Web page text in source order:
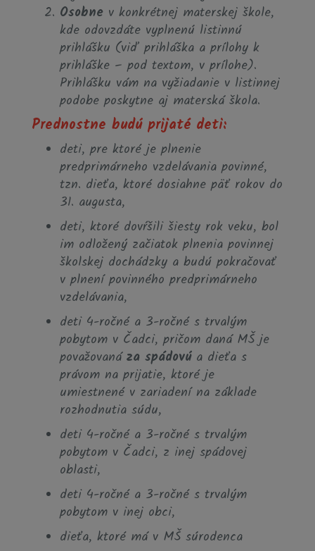
Osobne v konkrétnej materskej škole,
kde odovzdáte vyplnenú listinnú
prihlášku (viď prihláška a prílohy k
prihláške – pod textom, v prílohe).
Prihlášku vám na vyžiadanie v listinnej
podobe poskytne aj materská škola.
Prednostne budú prijaté deti:
deti, pre ktoré je plnenie
predprimárneho vzdelávania povinné,
tzn. dieťa, ktoré dosiahne päť rokov do
31. augusta,
deti, ktoré dovŕšili šiesty rok veku, bol
im odložený začiatok plnenia povinnej
školskej dochádzky a budú pokračovať
v plnení povinného predprimárneho
vzdelávania,
deti 4-ročné a 3-ročné s trvalým
pobytom v Čadci, pričom daná MŠ je
považovanáza spádovúa dieťa s
právom na prijatie, ktoré je
umiestnené v zariadení na základe
rozhodnutia súdu,
deti 4-ročné a 3-ročné s trvalým
pobytom v Čadci, z inej spádovej
oblasti,
deti 4-ročné a 3-ročné s trvalým
pobytom v inej obci,
dieťa, ktoré má v MŠ súrodenca